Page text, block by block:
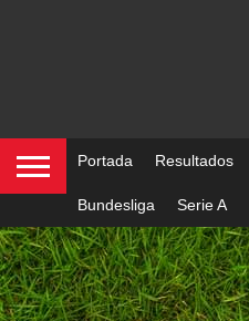
Portada Resultados
Bundesliga Serie A